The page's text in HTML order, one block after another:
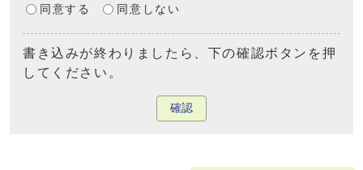
同意する 同意しない
書き込みが終わりましたら、下の確認ボタンを押
してください。
確認